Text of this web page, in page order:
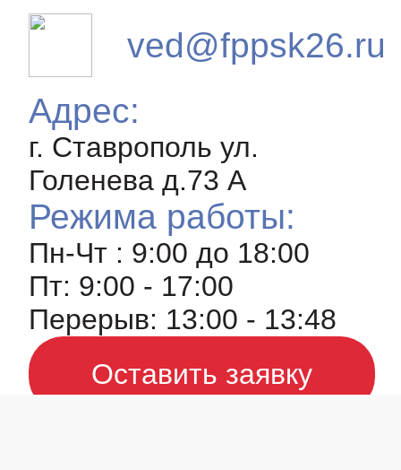
ved@fppsk26.ru
Адрес:
г. Ставрополь ул.
Голенева д.73 A
Режима работы:
Пн-Чт : 9:00 до 18:00
Пт: 9:00 - 17:00
Перерыв: 13:00 - 13:48
Оставить заявку